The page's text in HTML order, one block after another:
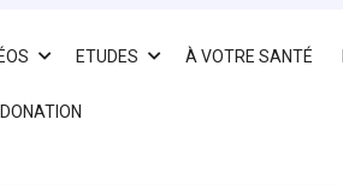
ETUDES À VOTRE SANTÉ
DONATION